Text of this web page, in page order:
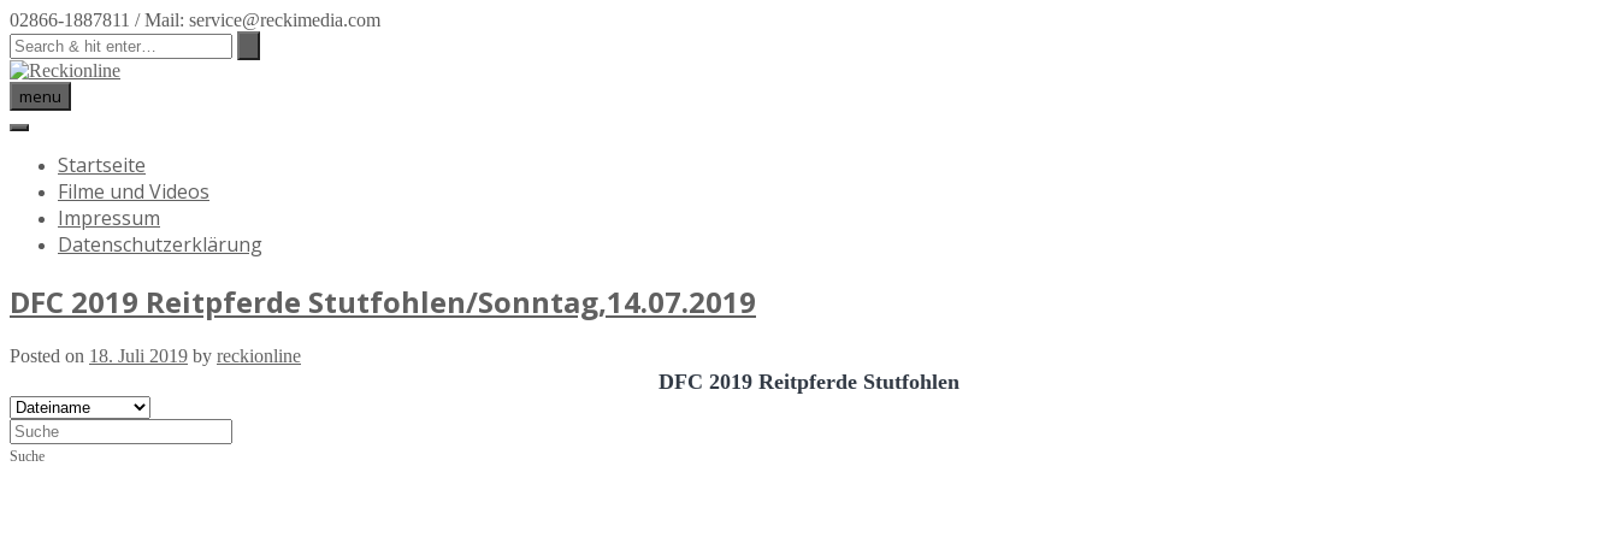
02866-1887811 / Mail: service@reckimedia.com
menu
Startseite
Filme und Videos
Impressum
Datenschutzerklärung
DFC 2019 Reitpferde Stutfohlen/Sonntag,14.07.2019
Posted on 18. Juli 2019 by reckionline
DFC 2019 Reitpferde Stutfohlen
Suche